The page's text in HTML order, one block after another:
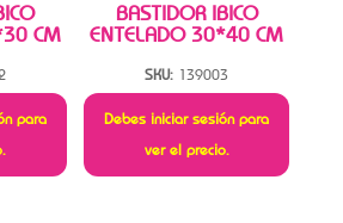
CM
para
BASTIDOR IBICO
ENTELADO 30*40 CM
SKU: 139003
Debes iniciar sesión para
ver el precio.